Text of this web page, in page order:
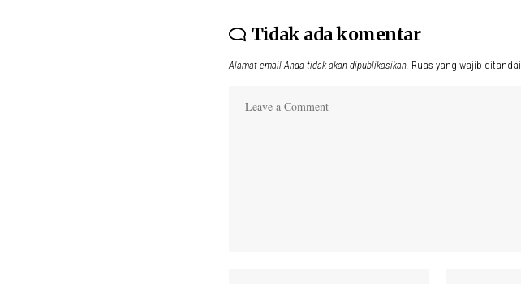
Tidak ada komentar
Alamat email Anda tidak akan dipublikasikan. Ruas yang wajib ditandai